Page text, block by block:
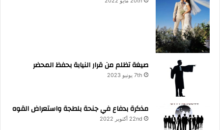
صيغة تظلم من قرار النيابة بحفظ المحضر
7th يونيو 2023
مذكرة بدفاع في جنحة بلطجة واستعراض القوه
22nd أكتوبر 2022